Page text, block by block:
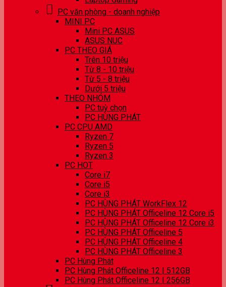
PC văn phòng - doanh nghiệp
MINI PC
Mini PC ASUS
ASUS NUC
PC THEO GIÁ
Trên 10 triệu
Từ 8 - 10 triệu
Từ 5 - 8 triệu
Dưới 5 triệu
THEO NHÓM
PC tuỳ chọn
PC HÙNG PHÁT
PC CPU AMD
Ryzen 7
Ryzen 5
Ryzen 3
PC HOT
Core i7
Core i5
Core i3
PC HÙNG PHÁT WorkFlex 12
PC HÙNG PHÁT Officeline 12 Core i5
PC HÙNG PHÁT Officeline 12 Core i3
PC HÙNG PHÁT Officeline 5
PC HÙNG PHÁT Officeline 4
PC HÙNG PHÁT Officeline 3
PC Hùng Phát
PC Hùng Phát Officeline 12 | 512GB
PC Hùng Phát Officeline 12 | 256GB